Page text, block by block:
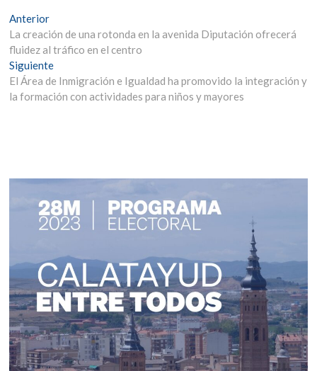
Navegación
de
entradas
AnteriorEntrada
anterior:
La creación de una rotonda en la avenida Diputación ofrecerá
fluidez al tráfico en el centro
SiguienteEntrada
siguiente:
El Área de Inmigración e Igualdad ha promovido la integración y
la formación con actividades para niños y mayores